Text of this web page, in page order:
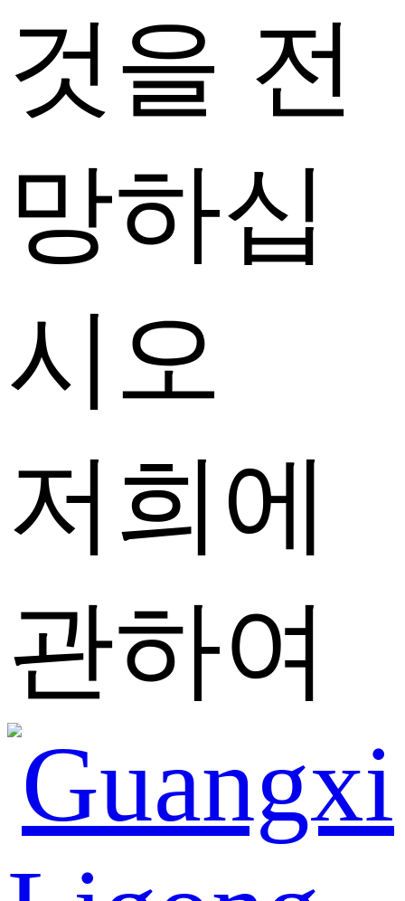
것을 전
망하십
시오
저희에
관하여